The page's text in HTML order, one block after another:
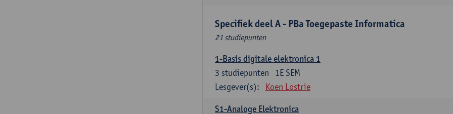
Specifiek deel A - PBa Toegepaste Informatica
21 studiepunten
1-Basis digitale elektronica 1
1E SEM
3 studiepunten
Lesgever(s):
Koen Lostrie
S1-Analoge Elektronica